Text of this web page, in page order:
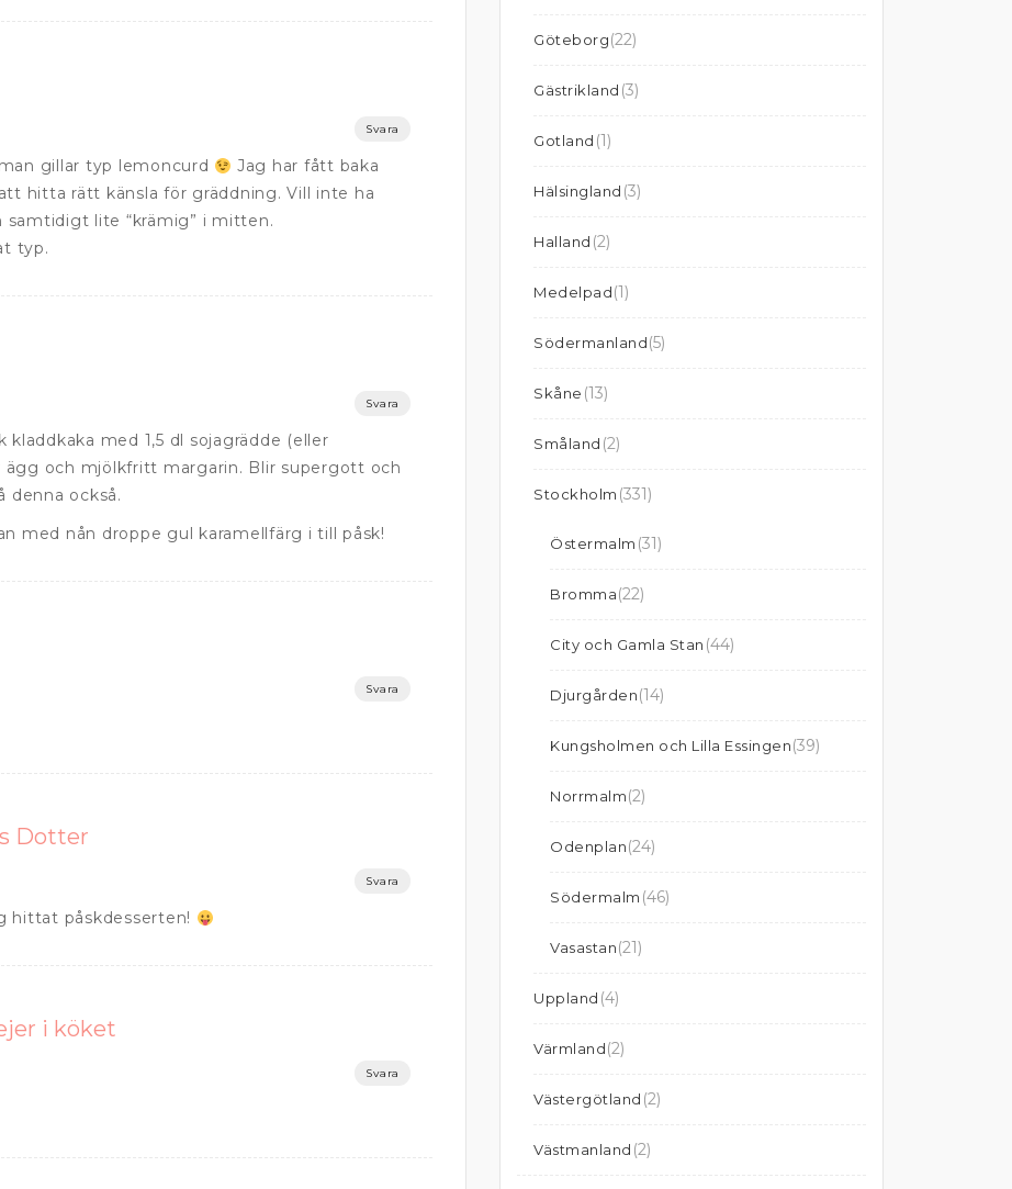
Svara
gillar typ lemoncurd
Jag har fått baka
hitta rätt känsla för gräddning. Vill inte ha
lite “krämig” i mitten.
typ.
Svara
kladdkaka med 1,5 dl sojagrädde (eller
ägg och mjölkfritt margarin. Blir supergott och
denna också.
med nån droppe gul karamellfärg i till påsk!
Svara
Dotter
Svara
hittat påskdesserten!
i köket
Svara
Göteborg(22)
Gästrikland (3)
Gotland (1)
Hälsingland (3)
Halland (2)
Medelpad(1)
Södermanland(5)
Skåne (13)
Småland (2)
Stockholm (331)
Östermalm (31)
Bromma(22)
City och Gamla Stan (44)
Djurgården(14)
Kungsholmen och Lilla Essingen(39)
Norrmalm(2)
Odenplan(24)
Södermalm (46)
Vasastan(21)
Uppland (4)
Värmland(2)
Västergötland (2)
Västmanland (2)